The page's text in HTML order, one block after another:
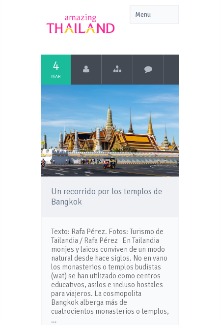
4
MAR
Un recorrido por los templos de
Bangkok
Texto: Rafa Pérez. Fotos: Turismo de
Tailandia / Rafa Pérez En Tailandia
monjes y laicos conviven de un modo
natural desde hace siglos. No en vano
los monasterios o templos budistas
(wat) se han utilizado como centros
educativos, asilos e incluso hostales
para viajeros. La cosmopolita
Bangkok alberga más de
cuatrocientos monasterios o templos,
…